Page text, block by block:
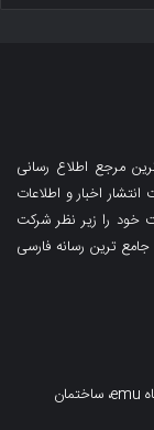
مرجع اطلاع رسانی
فعالیت خود را از سال 2014 در جهت انتشار اخبار و اطلاعات
آغاز کرده و از آغاز سال 2019 فعالیت خود را زیر نظر شرکت
ترین رسانه فارسی
قبرس شمالی، فاماگوستا، خیابان سالامیس، جنب دانشگاه emu، ساختمان